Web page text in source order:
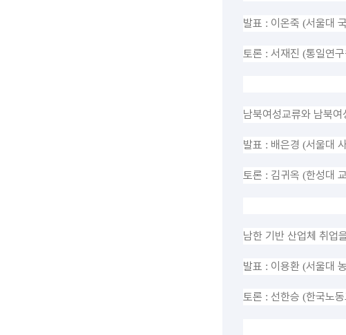
발표 : 이온죽 (서울대
토론 : 서재진 (통일연
남북여성교류와 남북
발표 : 배은경 (서울대
토론 : 김귀옥 (한성대
남한 기반 산업체 취업
발표 : 이용환 (서울대
토론 : 선한승 (한국노